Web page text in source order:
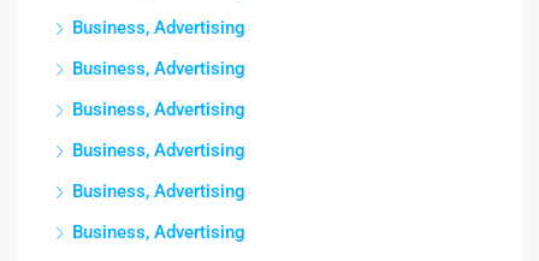
Business, Advertising
Business, Advertising
Business, Advertising
Business, Advertising
Business, Advertising
Business, Advertising